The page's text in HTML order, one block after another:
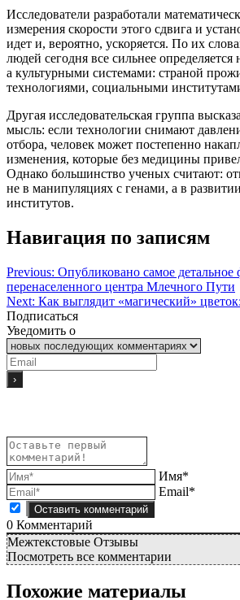
Исследователи разработали
измерения скорости этого сдвига и
идет и, вероятно, ускоряется. По их
людей сегодня все сильнее определяется
а культурными системами: страной
технологиями, социальными
Другая исследовательская группа
мысль: если технологии снимают
отбора, человек может постепенно
изменения, которые без медицины
Однако большинство ученых считают:
не в манипуляциях с генами, а в
институтов.
Навигация по записям
Previous: Опубликовано самое детальное
перенаселенного центра Млечного Пути
Next: Как выглядит «магический»
Подписаться
Уведомить о
Имя*
Email*
0 Комментарий
Межтекстовые Отзывы
Посмотреть все комментарии
Похожие материалы